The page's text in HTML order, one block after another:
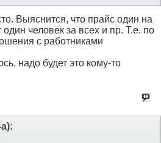
Выяснится, что прайс один на
человек за всех и пр. Т.е. по
с работниками
надо будет это кому-то